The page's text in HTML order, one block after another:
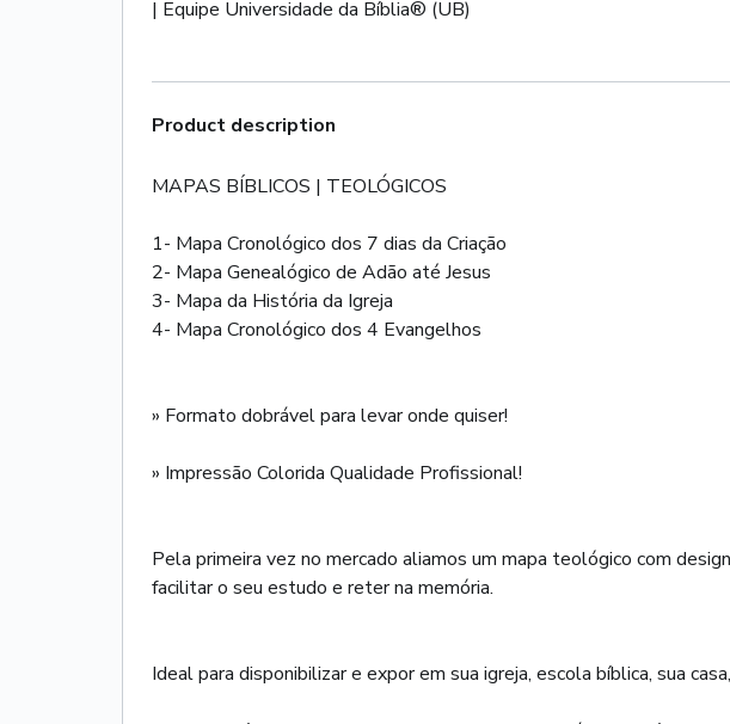
Product description
MAPAS BÍBLICOS | TEOLÓGICOS
1- Mapa Cronológico dos 7 dias da Criação
2- Mapa Genealógico de Adão até Jesus
3- Mapa da História da Igreja
4- Mapa Cronológico dos 4 Evangelhos
» Formato dobrável para levar onde quiser!
» Impressão Colorida Qualidade Profissional!
Pela primeira vez no mercado aliamos um mapa teológico com
facilitar o seu estudo e reter na memória.
Ideal para disponibilizar e expor em sua igreja, escola bíblica, sua